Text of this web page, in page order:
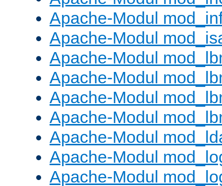
Apache-Modul
Apache-Modul
Apache-Modul
Apache-Modul
Apache-Modul
Apache-Modul
Apache-Modul
Apache-Modul
Apache-Modul